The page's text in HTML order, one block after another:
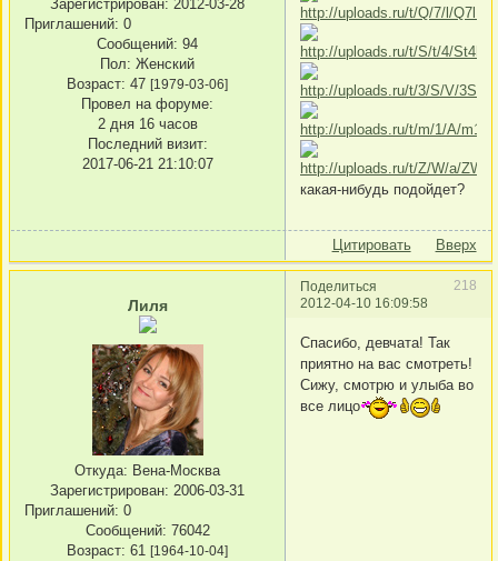
Зарегистрирован: 2012-03-28
Приглашений: 0
Сообщений: 94
Пол: Женский
Возраст: 47 [1979-03-06]
Провел на форуме:
2 дня 16 часов
Последний визит:
2017-06-21 21:10:07
какая-нибудь подойдет?
Цитировать Вверх
Поделиться
218
2012-04-10 16:09:58
Лиля
Откуда: Вена-Москва
Зарегистрирован: 2006-03-31
Приглашений: 0
Сообщений: 76042
Возраст: 61 [1964-10-04]
Спасибо, девчата! Так
приятно на вас смотреть!
Сижу, смотрю и улыба во
все лицо